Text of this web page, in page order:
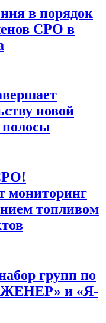
в порядок
СРО в
новой
полосы
топливом
групп по
и «Я-